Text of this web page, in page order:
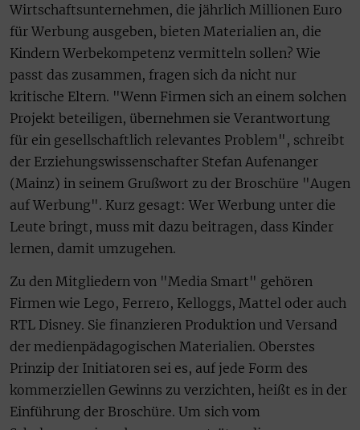
Wirtschaftsunternehmen, die jährlich Millionen Euro
für Werbung ausgeben, bieten Materialien an, die
Kindern Werbekompetenz vermitteln sollen? Wie
passt das zusammen, fragen sich da nicht nur
kritische Eltern. "Wenn Firmen sich an einem solchen
Projekt beteiligen, übernehmen sie Verantwortung
für ein gesellschaftlich relevantes Problem", schreibt
der Erziehungswissenschafter Stefan Aufenanger
(Mainz) in seinem Grußwort zu der Broschüre "Augen
auf Werbung". Kurz gesagt: Wer Werbung unter die
Leute bringt, muss mit dazu beitragen, dass Kinder
lernen, damit umzugehen.
Zu den Mitgliedern von "Media Smart" gehören
Firmen wie Lego, Ferrero, Kelloggs, Mattel oder auch
RTL Disney. Sie finanzieren Produktion und Versand
der medienpädagogischen Materialien. Oberstes
Prinzip der Initiatoren sei es, auf jede Form des
kommerziellen Gewinns zu verzichten, heißt es in der
Einführung der Broschüre. Um sich vom